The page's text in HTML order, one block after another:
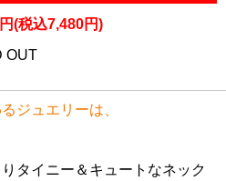
(税込7,480円)
OUT
ジュエリーは、
タイニー＆キュートなネック